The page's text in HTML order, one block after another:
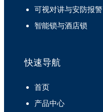
可视对讲与安防报警
智能锁与酒店锁
快速导航
首页
产品中心